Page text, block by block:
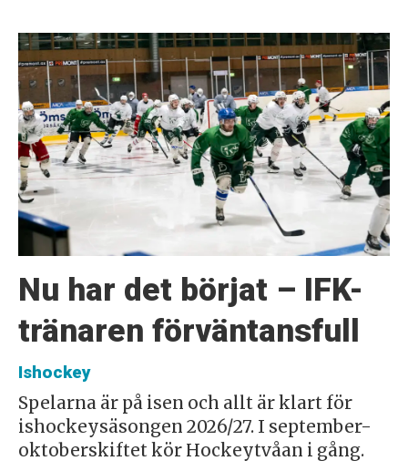
Nu har det börjat – IFK-
tränaren förväntansfull
Ishockey
Spelarna är på isen och allt är klart för
ishockeysäsongen 2026/27. I september-
oktoberskiftet kör Hockeytvåan i gång.